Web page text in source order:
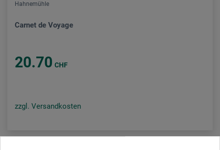
Hahnemühle
Carnet de Voyage
20.70 CHF
zzgl. Versandkosten